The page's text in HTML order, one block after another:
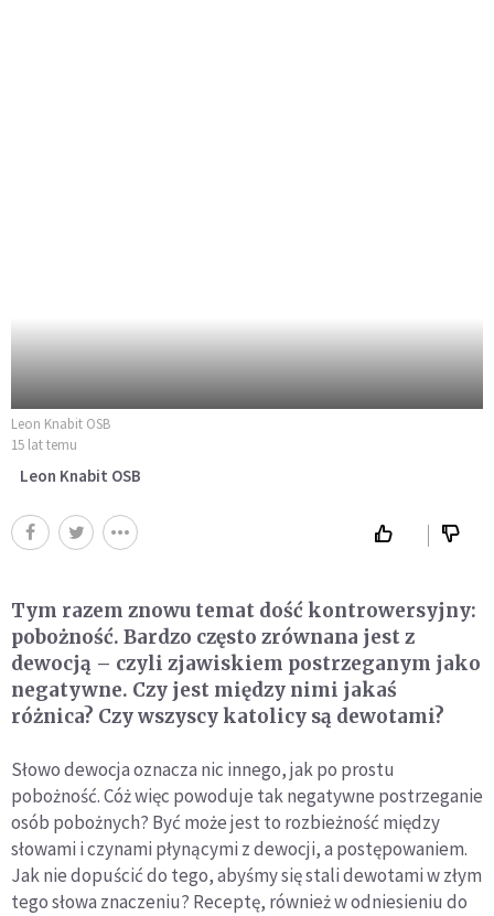
Leon Knabit OSB
15 lat temu
Leon Knabit OSB
Tym razem znowu temat dość kontrowersyjny:
pobożność. Bardzo często zrównana jest z
dewocją – czyli zjawiskiem postrzeganym jako
negatywne. Czy jest między nimi jakaś
różnica? Czy wszyscy katolicy są dewotami?
Słowo dewocja oznacza nic innego, jak po prostu
pobożność. Cóż więc powoduje tak negatywne postrzeganie
osób pobożnych? Być może jest to rozbieżność między
słowami i czynami płynącymi z dewocji, a postępowaniem.
Jak nie dopuścić do tego, abyśmy się stali dewotami w złym
tego słowa znaczeniu? Receptę, również w odniesieniu do